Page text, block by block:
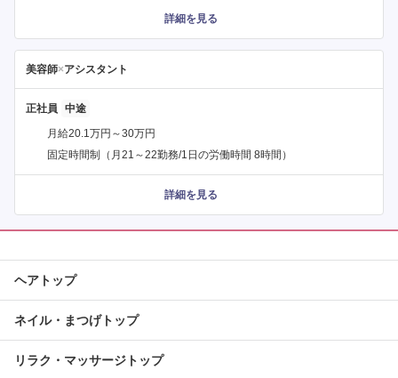
詳細を見る
美容師×アシスタント
正社員
月給20.1万円～30万円
固定時間制（月21～22勤務/1日の労働時間 8時間）
詳細を見る
ヘアトップ
ネイル・まつげトップ
リラク・マッサージトップ